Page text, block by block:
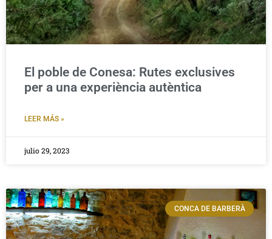
El poble de Conesa: Rutes exclusives
per a una experiència autèntica
LEER MÁS »
julio 29, 2023
CONCA DE BARBERÀ